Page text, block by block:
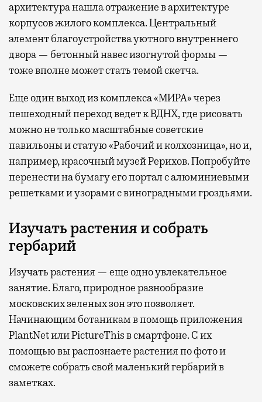
архитектура нашла отражение в архитектуре
корпусов жилого комплекса. Центральный
элемент благоустройства уютного внутреннего
двора — бетонный навес изогнутой формы —
тоже вполне может стать темой скетча.
Еще один выход из комплекса «МИРА» через
пешеходный переход ведет к ВДНХ, где рисовать
можно не только масштабные советские
павильоны и статую «Рабочий и колхозница», но и,
например, красочный музей Рерихов. Попробуйте
перенести на бумагу его портал с алюминиевыми
решетками и узорами с виноградными гроздьями.
Изучать растения и собрать
гербарий
Изучать растения — еще одно увлекательное
занятие. Благо, природное разнообразие
московских зеленых зон это позволяет.
Начинающим ботаникам в помощь приложения
PlantNet или PictureThis в смартфоне. С их
помощью вы распознаете растения по фото и
сможете собрать свой маленький гербарий в
заметках.